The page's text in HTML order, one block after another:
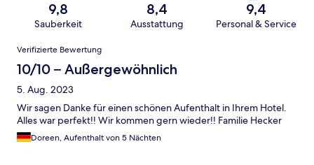
9,8
Sauberkeit
8,4
Ausstattung
9,4
Personal & Service
Bewertungen
Verifizierte Bewertung
10/10 – Außergewöhnlich
5. Aug. 2023
Wir sagen Danke für einen schönen Aufenthalt in Ihrem Hotel.
Alles war perfekt!! Wir kommen gern wieder!! Familie Hecker
Doreen, Aufenthalt von 5 Nächten